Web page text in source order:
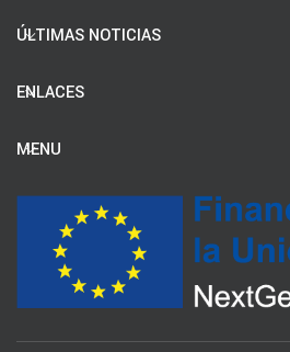
ÚLTIMAS NOTICIAS
ENLACES
MENU